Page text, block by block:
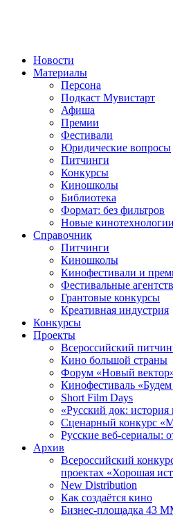
Новости
Материалы
Персона
Подкаст Мувистарт
Афиша
Премии
Фестивали
Юридические вопросы
Питчинги
Конкурсы
Киношколы
Библиотека
Формат: без фильтров
Новые кинотехнологии
Справочник
Питчинги
Киношколы
Кинофестивали и
Фестивальные
Грантовые конкурсы
Креативная индустрия
Конкурсы
Проекты
Всероссийский
Кино большой страны
Форум «Новый
Кинофестиваль
Short Film Days
«Русский док: история
Сценарный конкурс
Русские веб-сериалы:
Архив
Всероссийский
проектах «Хорошая
New Distribution
Как создаётся кино
Бизнес-площадка 43